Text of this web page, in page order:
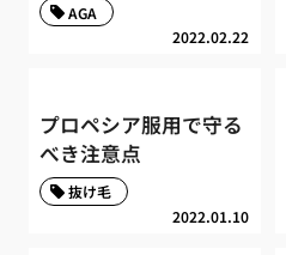
2022.02.22
AGA
プロペシア服用で守る
べき注意点
2022.01.10
抜け毛